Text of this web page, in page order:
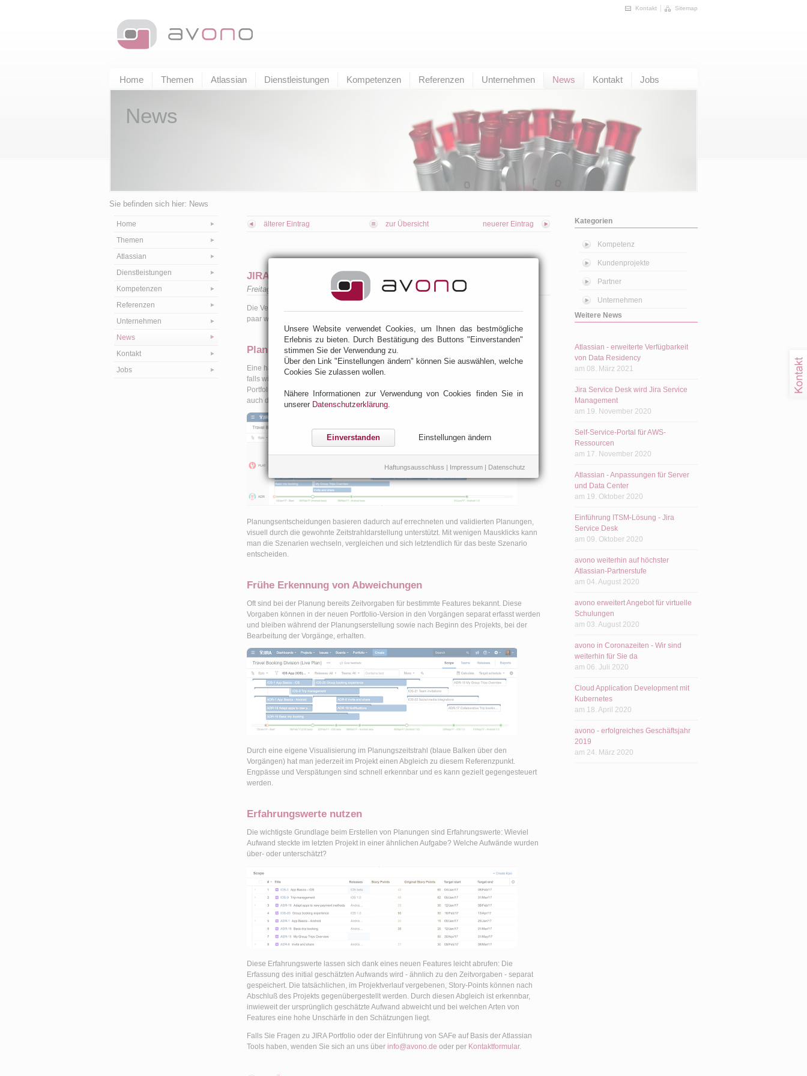
Kontakt Sitemap
Home Themen Atlassian Dienstleistungen Kompetenzen Referenzen Unternehmen News Kontakt Jobs
News
Sie befinden sich hier: News
Home
Themen
Atlassian
Dienstleistungen
Kompetenzen
Referenzen
Unternehmen
News
Kontakt
Jobs
älterer Eintrag neuerer Eintrag
zur Übersicht
JIRA Portfolio 2.2
Freitag, 24. März 2017 @ 09:27
Die Version 2.2 von JIRA Portfolio wurde vor kurzem veröffentlicht und mit ihr ein
paar wichtige neue Features.
Planungsszenarien
Eine häufige, falls nicht die häufigste Frage bei der Projektplanung lautet "Was passiert,
falls wir Feature XY höher priorisieren?". Diese Planungsszenarien lassen sich im neuen
Portfolio separat erfassen und speichern. Neben der reinen Priorisierung können dabei
auch die Team-Zuordnungen der Vorgänge variiert werden.
Planungsentscheidungen basieren dadurch auf errechneten und validierten Planungen,
visuell durch die gewohnte Zeitstrahldarstellung unterstützt. Mit wenigen Mausklicks kann
man die Szenarien wechseln, vergleichen und sich letztendlich für das beste Szenario
entscheiden.
Frühe Erkennung von Abweichungen
Oft sind bei der Planung bereits Zeitvorgaben für bestimmte Features bekannt. Diese
Vorgaben können in der neuen Portfolio-Version in den Vorgängen separat erfasst werden
und bleiben während der Planungserstellung sowie nach Beginn des Projekts, bei der
Bearbeitung der Vorgänge, erhalten.
Durch eine eigene Visualisierung im Planungszeitstrahl (blaue Balken über den
Vorgängen) hat man jederzeit im Projekt einen Abgleich zu diesem Referenzpunkt.
Engpässe und Verspätungen sind schnell erkennbar und es kann gezielt gegengesteuert
werden.
Erfahrungswerte nutzen
Die wichtigste Grundlage beim Erstellen von Planungen sind Erfahrungswerte: Wieviel
Aufwand steckte im letzten Projekt in einer ähnlichen Aufgabe? Welche Aufwände wurden
über- oder unterschätzt?
Diese Erfahrungswerte lassen sich dank eines neuen Features leicht abrufen: Die
Erfassung des initial geschätzten Aufwands wird - ähnlich zu den Zeitvorgaben - separat
gespeichert. Die tatsächlichen, im Projektverlauf vergebenen, Story-Points können nach
Abschluß des Projekts gegenübergestellt werden. Durch diesen Abgleich ist erkennbar,
inwieweit der ursprünglich geschätzte Aufwand abweicht und bei welchen Arten von
Features eine hohe Unschärfe in den Schätzungen liegt.
Falls Sie Fragen zu JIRA Portfolio oder der Einführung von SAFe auf Basis der Atlassian
Tools haben, wenden Sie sich an uns über info@avono.de oder per Kontaktformular.
Kategorien
Kompetenz
Kundenprojekte
Partner
Unternehmen
Weitere News
Atlassian - erweiterte Verfügbarkeit
von Data Residency
am 08. März 2021
Jira Service Desk wird Jira Service
Management
am 19. November 2020
Self-Service-Portal für AWS-
Ressourcen
am 17. November 2020
Atlassian - Anpassungen für Server
und Data Center
am 19. Oktober 2020
Einführung ITSM-Lösung - Jira
Service Desk
am 09. Oktober 2020
avono weiterhin auf höchster
Atlassian-Partnerstufe
am 04. August 2020
avono erweitert Angebot für virtuelle
Schulungen
am 03. August 2020
avono in Coronazeiten - Wir sind
weiterhin für Sie da
am 06. Juli 2020
Cloud Application Development mit
Kubernetes
am 18. April 2020
avono - erfolgreiches Geschäftsjahr
2019
am 24. März 2020
Unsere Website verwendet Cookies, um Ihnen das bestmögliche
Erlebnis zu bieten. Durch Bestätigung des Buttons "Einverstanden"
stimmen Sie der Verwendung zu.
Über den Link "Einstellungen ändern" können Sie auswählen, welche
Cookies Sie zulassen wollen.
Nähere Informationen zur Verwendung von Cookies finden Sie in
unserer Datenschutzerklärung
Einverstanden Einstellungen ändern
Haftungsausschluss | Impressum | Datenschutz